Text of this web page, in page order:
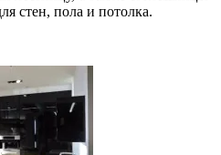
стен, пола и потолка.